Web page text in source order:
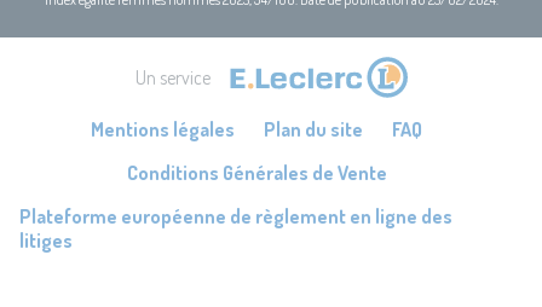
Un service
Mentions légales Plan du site
FAQ
Conditions Générales de Vente
Plateforme européenne de règlement en ligne des
litiges